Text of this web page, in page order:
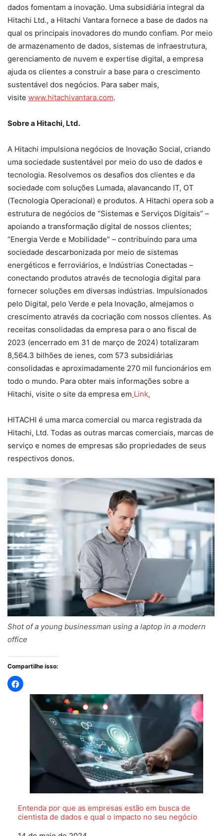
dados fomentam a inovação. Uma subsidiária integral da
Hitachi Ltd., a Hitachi Vantara fornece a base de dados na
qual os principais inovadores do mundo confiam. Por meio
de armazenamento de dados, sistemas de infraestrutura,
gerenciamento de nuvem e expertise digital, a empresa
ajuda os clientes a construir a base para o crescimento
sustentável dos negócios. Para saber mais,
visite www.hitachivantara.com.
Sobre a Hitachi, Ltd.
A Hitachi impulsiona negócios de Inovação Social, criando
uma sociedade sustentável por meio do uso de dados e
tecnologia. Resolvemos os desafios dos clientes e da
sociedade com soluções Lumada, alavancando IT, OT
(Tecnologia Operacional) e produtos. A Hitachi opera sob a
estrutura de negócios de “Sistemas e Serviços Digitais” –
apoiando a transformação digital de nossos clientes;
“Energia Verde e Mobilidade” – contribuindo para uma
sociedade descarbonizada por meio de sistemas
energéticos e ferroviários, e Indústrias Conectadas –
conectando produtos através de tecnologia digital para
fornecer soluções em diversas indústrias. Impulsionados
pelo Digital, pelo Verde e pela Inovação, almejamos o
crescimento através da cocriação com nossos clientes. As
receitas consolidadas da empresa para o ano fiscal de
2023 (encerrado em 31 de março de 2024) totalizaram
8,564.3 bilhões de ienes, com 573 subsidiárias
consolidadas e aproximadamente 270 mil funcionários em
todo o mundo. Para obter mais informações sobre a
Hitachi, visite o site da empresa em Link.
HITACHI é uma marca comercial ou marca registrada da
Hitachi, Ltd. Todas as outras marcas comerciais, marcas de
serviço e nomes de empresas são propriedades de seus
respectivos donos.
Shot of a young businessman using a laptop in a modern
office
Compartilhe isso:
Entenda por que as empresas estão em busca de
cientista de dados e qual o impacto no seu negócio